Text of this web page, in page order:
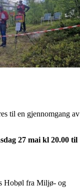
til en gjennomgang av
27 mai kl 20.00 til
Hobøl fra Miljø- og